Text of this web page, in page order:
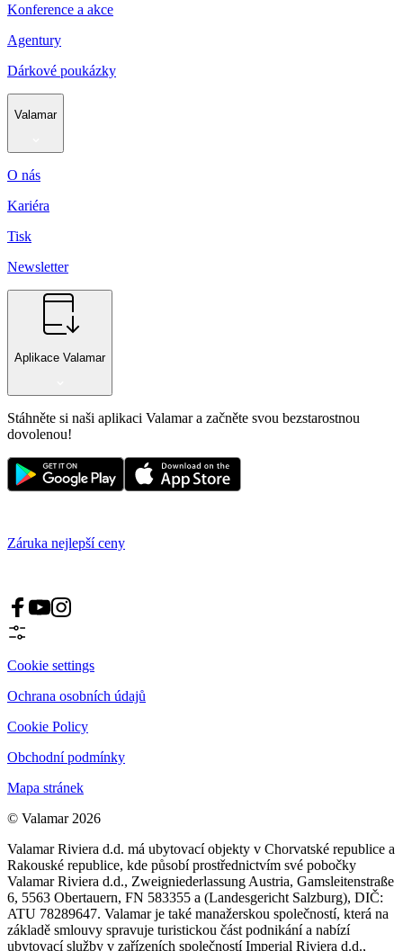
Konference a akce
Agentury
Dárkové poukázky
Valamar
O nás
Kariéra
Tisk
Newsletter
Aplikace Valamar
Stáhněte si naši aplikaci Valamar a začněte svou bezstarostnou
dovolenou!
Záruka nejlepší ceny
Cookie settings
Ochrana osobních údajů
Cookie Policy
Obchodní podmínky
Mapa stránek
© Valamar 2026
Valamar Riviera d.d. má ubytovací objekty v Chorvatské republice a
Rakouské republice, kde působí prostřednictvím své pobočky
Valamar Riviera d.d., Zweigniederlassung Austria, Gamsleitenstraße
6, 5563 Obertauern, FN 583355 a (Landesgericht Salzburg), DIČ:
ATU 78289647. Valamar je také manažerskou společností, která na
základě smlouvy spravuje turistickou část podnikání a nabízí
ubytovací služby v zařízeních společností Imperial Riviera d.d.,